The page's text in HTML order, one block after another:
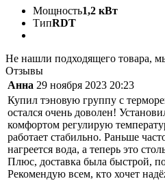
Мощность1,2 кВт
ТипRDT
Не нашли подходящего товара,
Отзывы
Анна 29 ноября 2023 20:23
Купил тэновую группу с
остался очень доволен!
комфортом регулирую
работает стабильно. Раньше
нагреется вода, а теперь это
Плюс, доставка была быстрой,
Рекомендую всем, кто хочет